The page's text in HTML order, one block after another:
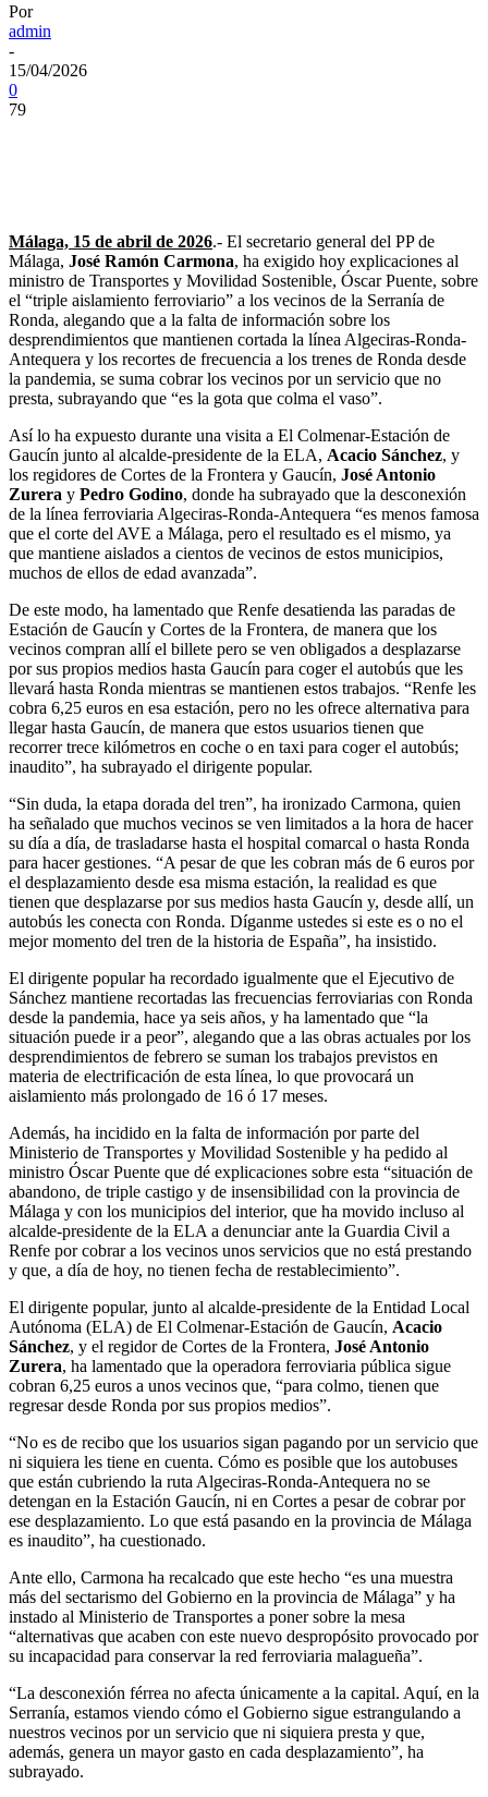
Por
admin
-
15/04/2026
0
79
Málaga, 15 de abril de 2026.- El secretario general del PP de
Málaga, José Ramón Carmona, ha exigido hoy explicaciones al
ministro de Transportes y Movilidad Sostenible, Óscar Puente, sobre
el “triple aislamiento ferroviario” a los vecinos de la Serranía de
Ronda, alegando que a la falta de información sobre los
desprendimientos que mantienen cortada la línea Algeciras-Ronda-
Antequera y los recortes de frecuencia a los trenes de Ronda desde
la pandemia, se suma cobrar los vecinos por un servicio que no
presta, subrayando que “es la gota que colma el vaso”.
Así lo ha expuesto durante una visita a El Colmenar-Estación de
Gaucín junto al alcalde-presidente de la ELA, Acacio Sánchez, y
los regidores de Cortes de la Frontera y Gaucín, José Antonio
Zurera y Pedro Godino, donde ha subrayado que la desconexión
de la línea ferroviaria Algeciras-Ronda-Antequera “es menos famosa
que el corte del AVE a Málaga, pero el resultado es el mismo, ya
que mantiene aislados a cientos de vecinos de estos municipios,
muchos de ellos de edad avanzada”.
De este modo, ha lamentado que Renfe desatienda las paradas de
Estación de Gaucín y Cortes de la Frontera, de manera que los
vecinos compran allí el billete pero se ven obligados a desplazarse
por sus propios medios hasta Gaucín para coger el autobús que les
llevará hasta Ronda mientras se mantienen estos trabajos. “Renfe les
cobra 6,25 euros en esa estación, pero no les ofrece alternativa para
llegar hasta Gaucín, de manera que estos usuarios tienen que
recorrer trece kilómetros en coche o en taxi para coger el autobús;
inaudito”, ha subrayado el dirigente popular.
“Sin duda, la etapa dorada del tren”, ha ironizado Carmona, quien
ha señalado que muchos vecinos se ven limitados a la hora de hacer
su día a día, de trasladarse hasta el hospital comarcal o hasta Ronda
para hacer gestiones. “A pesar de que les cobran más de 6 euros por
el desplazamiento desde esa misma estación, la realidad es que
tienen que desplazarse por sus medios hasta Gaucín y, desde allí, un
autobús les conecta con Ronda. Díganme ustedes si este es o no el
mejor momento del tren de la historia de España”, ha insistido.
El dirigente popular ha recordado igualmente que el Ejecutivo de
Sánchez mantiene recortadas las frecuencias ferroviarias con Ronda
desde la pandemia, hace ya seis años, y ha lamentado que “la
situación puede ir a peor”, alegando que a las obras actuales por los
desprendimientos de febrero se suman los trabajos previstos en
materia de electrificación de esta línea, lo que provocará un
aislamiento más prolongado de 16 ó 17 meses.
Además, ha incidido en la falta de información por parte del
Ministerio de Transportes y Movilidad Sostenible y ha pedido al
ministro Óscar Puente que dé explicaciones sobre esta “situación de
abandono, de triple castigo y de insensibilidad con la provincia de
Málaga y con los municipios del interior, que ha movido incluso al
alcalde-presidente de la ELA a denunciar ante la Guardia Civil a
Renfe por cobrar a los vecinos unos servicios que no está prestando
y que, a día de hoy, no tienen fecha de restablecimiento”.
El dirigente popular, junto al alcalde-presidente de la Entidad Local
Autónoma (ELA) de El Colmenar-Estación de Gaucín, Acacio
Sánchez, y el regidor de Cortes de la Frontera, José Antonio
Zurera, ha lamentado que la operadora ferroviaria pública sigue
cobran 6,25 euros a unos vecinos que, “para colmo, tienen que
regresar desde Ronda por sus propios medios”.
“No es de recibo que los usuarios sigan pagando por un servicio que
ni siquiera les tiene en cuenta. Cómo es posible que los autobuses
que están cubriendo la ruta Algeciras-Ronda-Antequera no se
detengan en la Estación Gaucín, ni en Cortes a pesar de cobrar por
ese desplazamiento. Lo que está pasando en la provincia de Málaga
es inaudito”, ha cuestionado.
Ante ello, Carmona ha recalcado que este hecho “es una muestra
más del sectarismo del Gobierno en la provincia de Málaga” y ha
instado al Ministerio de Transportes a poner sobre la mesa
“alternativas que acaben con este nuevo despropósito provocado por
su incapacidad para conservar la red ferroviaria malagueña”.
“La desconexión férrea no afecta únicamente a la capital. Aquí, en la
Serranía, estamos viendo cómo el Gobierno sigue estrangulando a
nuestros vecinos por un servicio que ni siquiera presta y que,
además, genera un mayor gasto en cada desplazamiento”, ha
subrayado.